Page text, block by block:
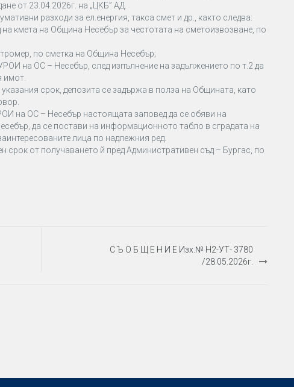
от 23.04.2026г. на „ЦКБ” АД.
разходи за ел.енергия, такса смет и др., както следва:
кмета на Община Несебър за честотата на сметоизвозване, по
по сметка на Община Несебър;
на ОС – Несебър, след изпълнение на задължението по т.2 да
имот.
срок, депозита се задържа в полза на Общината, като
на ОС – Несебър настоящата заповед да се обяви на
да се постави на информационното табло в сградата на
лица по надлежния ред.
срок от получаването й пред Административен съд – Бургас, по
С Ъ О Б Щ Е Н И Е Изх.№ Н2-УТ- 3780
/28.05.2026г.